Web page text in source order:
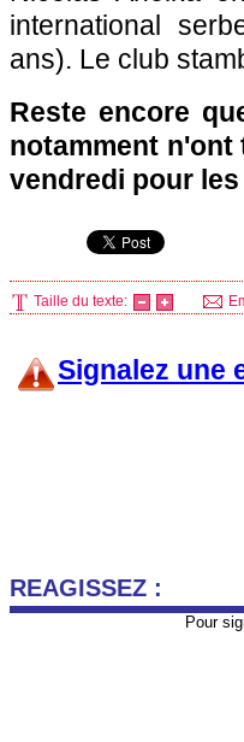
international
ans). Le club
Reste encore
notamment n'ont
vendredi pour
Taille du texte:
Signalez une
REAGISSEZ :
Pour